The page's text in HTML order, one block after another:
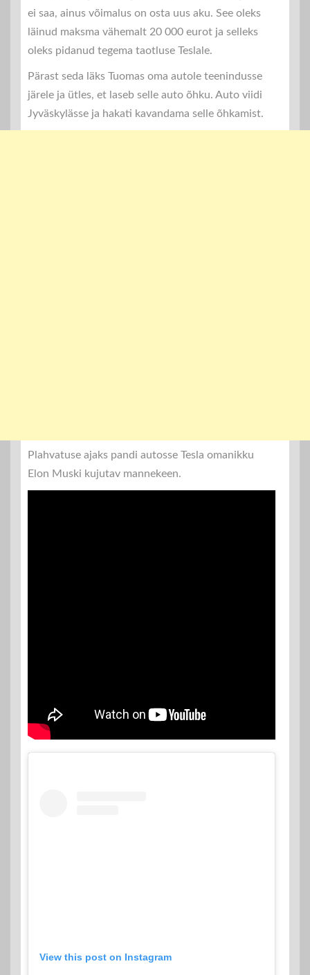
ei saa, ainus võimalus on osta uus aku. See oleks
läinud maksma vähemalt 20 000 eurot ja selleks
oleks pidanud tegema taotluse Teslale.
Pärast seda läks Tuomas oma autole teenindusse
järele ja ütles, et laseb selle auto õhku. Auto viidi
Jyväskylässe ja hakati kavandama selle õhkamist.
Plahvatuse ajaks pandi autosse Tesla omanikku
Elon Muski kujutav mannekeen.
View this post on Instagram